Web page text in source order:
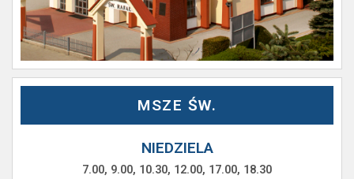
MSZE ŚW.
NIEDZIELA
7.00, 9.00, 10.30, 12.00, 17.00, 18.30